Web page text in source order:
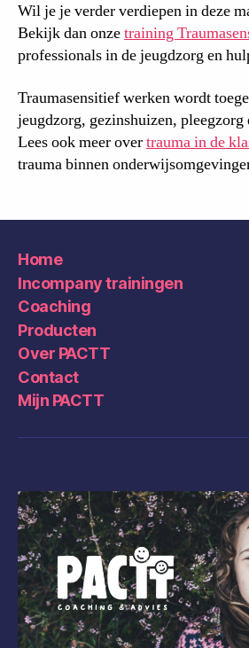
Wil je je verder verdiepen in deze
Bekijk dan onzetraining
professionals in de jeugdzorg en
Traumasensitief werken wordt
jeugdzorg, gezinshuizen,
Lees ook meer overtrauma in de
trauma binnen
Home
Incompany trainingen
Coaching
Producten
Over PACTT
Contact
Mijn PACTT